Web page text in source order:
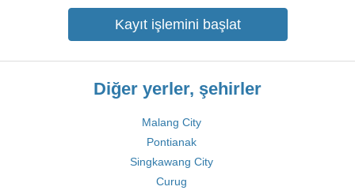
Kayıt işlemini başlat
Diğer yerler, şehirler
Malang City
Pontianak
Singkawang City
Curug